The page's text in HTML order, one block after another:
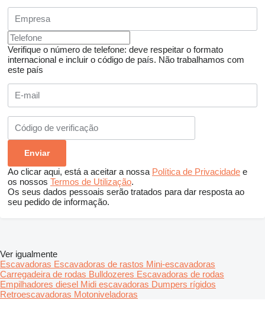
Verifique o número de telefone: deve respeitar o formato
internacional e incluir o código de país. Não trabalhamos com
este país
Ao clicar aqui, está a aceitar a nossa Política de Privacidade e
os nossos Termos de Utilização.
Os seus dados pessoais serão tratados para dar resposta ao
seu pedido de informação.
Ver igualmente
Escavadoras Escavadoras de rastos Mini-escavadoras
Carregadeira de rodas Bulldozeres Escavadoras de rodas
Empilhadores diesel Midi escavadoras Dumpers rígidos
Retroescavadoras Motoniveladoras